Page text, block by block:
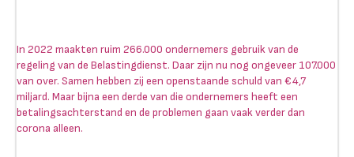
In 2022 maakten ruim 266.000 ondernemers gebruik van de
regeling van de Belastingdienst. Daar zijn nu nog ongeveer 107.000
van over. Samen hebben zij een openstaande schuld van €4,7
miljard. Maar bijna een derde van die ondernemers heeft een
betalingsachterstand en de problemen gaan vaak verder dan
corona alleen.